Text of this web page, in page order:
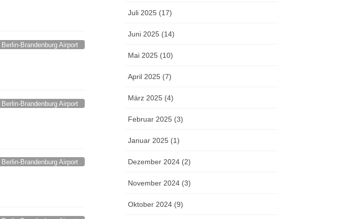
Berlin-Brandenburg Airport
Berlin-Brandenburg Airport
Berlin-Brandenburg Airport
Juli 2025 (17)
Juni 2025 (14)
Mai 2025 (10)
April 2025 (7)
März 2025 (4)
Februar 2025 (3)
Januar 2025 (1)
Dezember 2024 (2)
November 2024 (3)
Oktober 2024 (9)